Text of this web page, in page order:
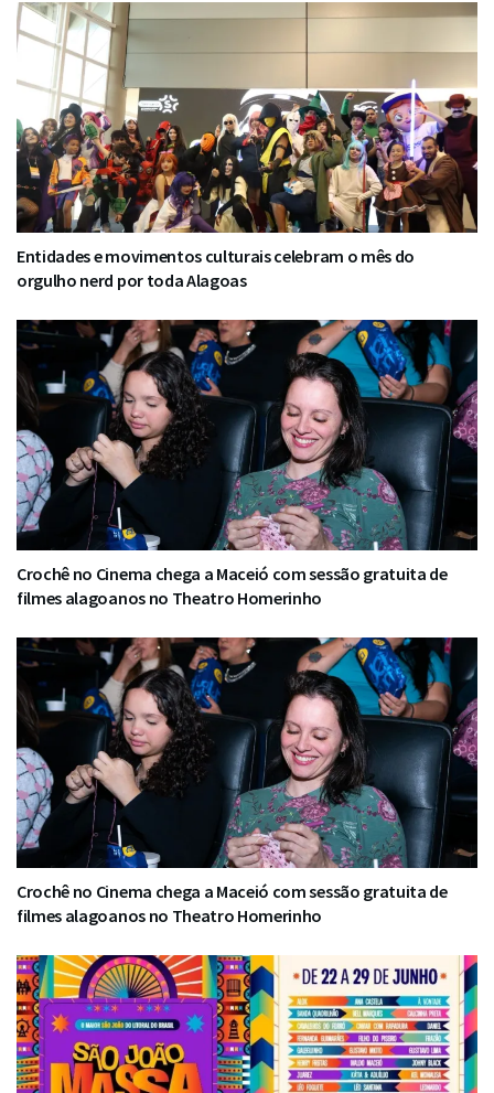
Entidades e movimentos culturais celebram o mês do
orgulho nerd por toda Alagoas
Crochê no Cinema chega a Maceió com sessão gratuita de
filmes alagoanos no Theatro Homerinho
Crochê no Cinema chega a Maceió com sessão gratuita de
filmes alagoanos no Theatro Homerinho